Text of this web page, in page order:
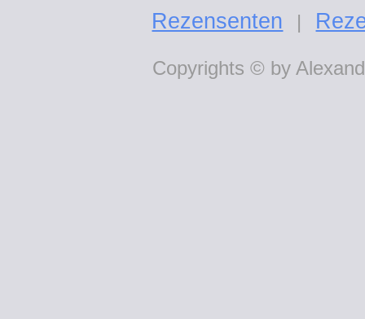
Rezensenten
|
Copyrights © by